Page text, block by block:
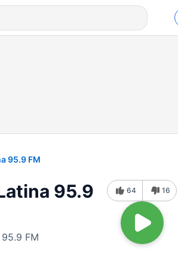
95.9 FM
95.9
FM
64 16